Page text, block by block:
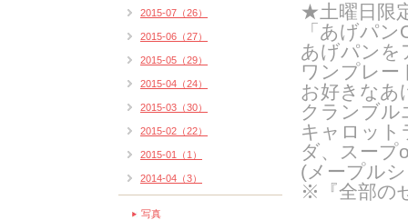
★土曜日限
「あげパ
あげパンを
ワンプレー
お好きなあ
クランブル
キャロット
ダ、スープ
(メープル
※『全部の
2015-07（26）
2015-06（27）
2015-05（29）
2015-04（24）
2015-03（30）
2015-02（22）
2015-01（1）
2014-04（3）
写真